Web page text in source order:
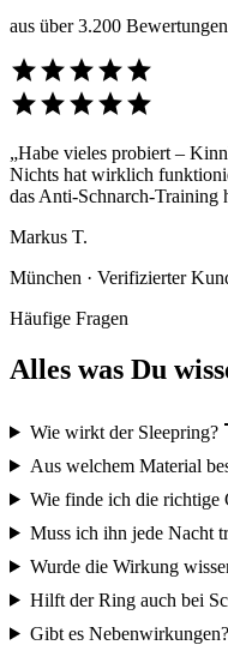
aus über 3.200 Bewertungen
starstarstarstarstar
starstarstarstarstar
„Habe vieles probiert –
Nichts hat wirklich
das Anti-Schnarch-Training
Markus T.
München · Verifizierter
Häufige Fragen
Alles was Du
Wie wirkt der Sleepring?
Aus welchem Material
Wie finde ich die richtige
Muss ich ihn jede Nacht
Wurde die Wirkung
Hilft der Ring auch bei
Gibt es Nebenwirkungen?